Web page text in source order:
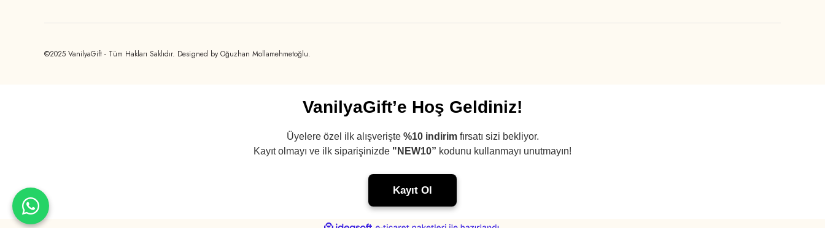
©2025 VanilyaGift - Tüm Hakları Saklıdır. Designed by Oğuzhan Mollamehmetoğlu.
VanilyaGift’e Hoş Geldiniz!
Üyelere özel ilk alışverişte %10 indirimfırsatı sizi bekliyor.
Kayıt olmayı ve ilk siparişinizde "NEW10” kodunu kullanmayı unutmayın!
Kayıt Ol